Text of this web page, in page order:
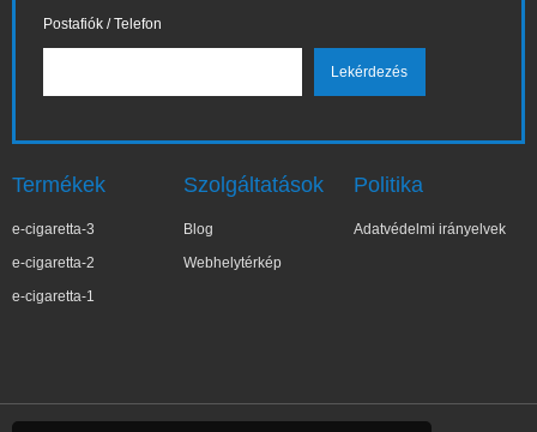
Postafiók / Telefon
Termékek
e-cigaretta-3
e-cigaretta-2
e-cigaretta-1
Szolgáltatások
Blog
Webhelytérkép
Politika
Adatvédelmi irányelvek